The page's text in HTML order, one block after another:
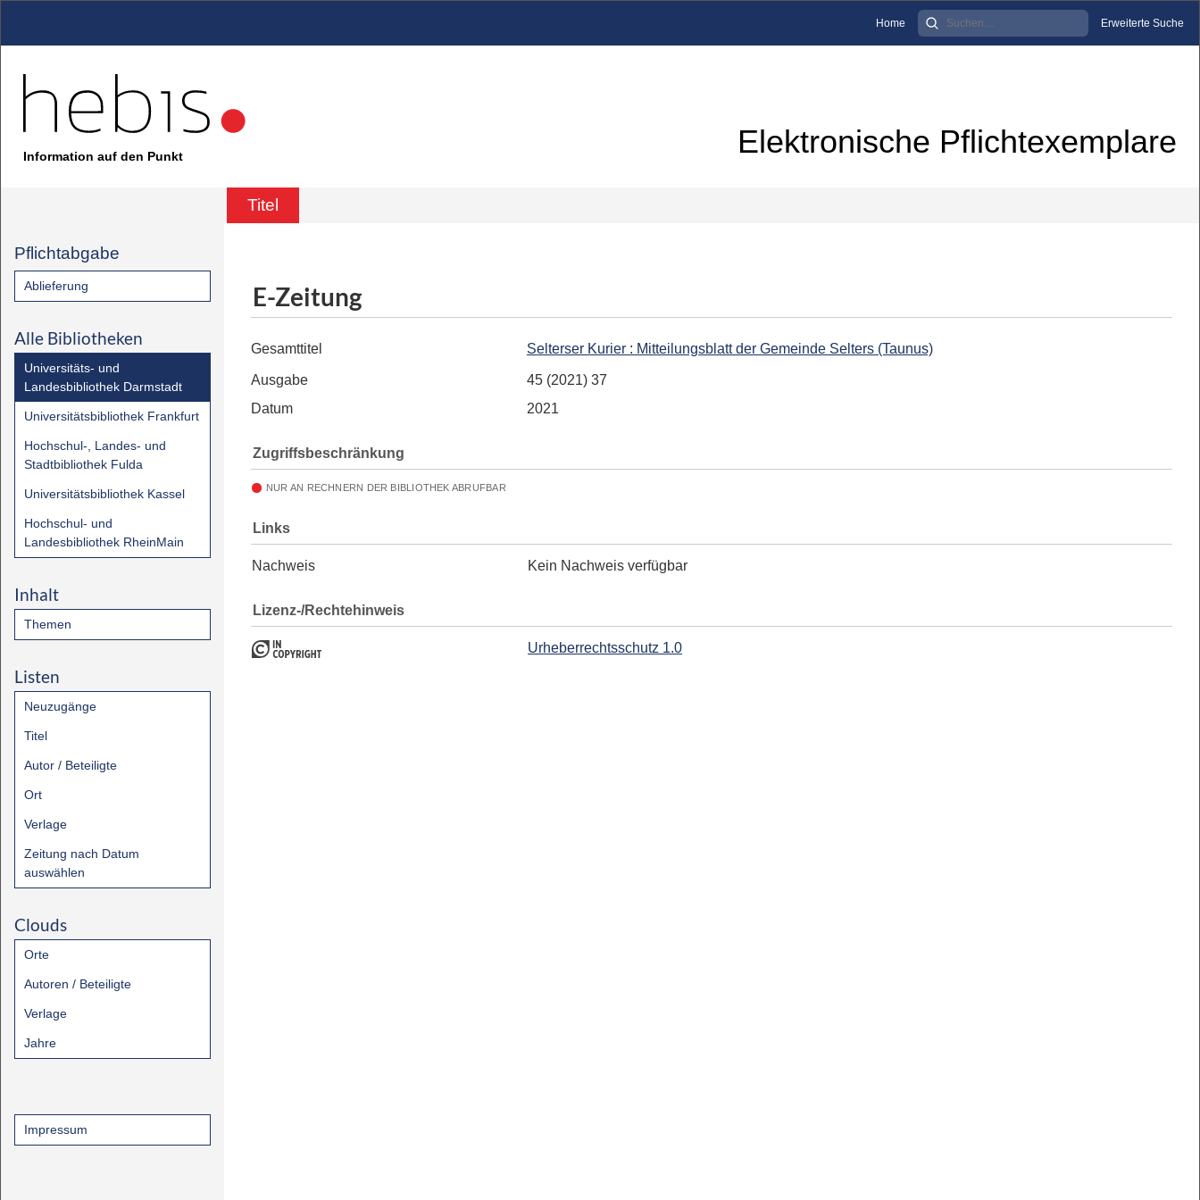
Home Erweiterte Suche
Information auf den Punkt Elektronische Pflichtexemplare
Titel
Pflichtabgabe
Ablieferung
Alle Bibliotheken
Universitäts- und
Landesbibliothek Darmstadt
Universitätsbibliothek Frankfurt
Hochschul-, Landes- und
Stadtbibliothek Fulda
Universitätsbibliothek Kassel
Hochschul- und
Landesbibliothek RheinMain
Inhalt
Themen
Listen
Neuzugänge
Titel
Autor / Beteiligte
Ort
Verlage
Zeitung nach Datum
auswählen
Clouds
Orte
Autoren / Beteiligte
Verlage
Jahre
Impressum
E-Zeitung
Gesamttitel Selterser Kurier : Mitteilungsblatt der Gemeinde Selters (Taunus)
Ausgabe
45 (2021) 37
Datum
2021
Zugriffsbeschränkung
NUR AN RECHNERN DER BIBLIOTHEK ABRUFBAR
Links
Nachweis Kein Nachweis verfügbar
Lizenz-/Rechtehinweis
Urheberrechtsschutz 1.0